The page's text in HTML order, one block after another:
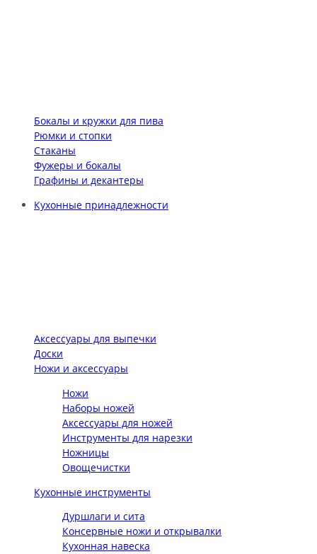
Бокалы и кружки для пива
Рюмки и стопки
Стаканы
Фужеры и бокалы
Графины и декантеры
Кухонные принадлежности
Аксессуары для выпечки
Доски
Ножи и аксессуары
Ножи
Наборы ножей
Аксессуары для ножей
Инструменты для нарезки
Ножницы
Овощечистки
Кухонные инструменты
Дуршлаги и сита
Консервные ножи и открывалки
Кухонная навеска